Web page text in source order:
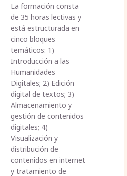
La formación consta
de 35 horas lectivas y
está estructurada en
cinco bloques
temáticos: 1)
Introducción a las
Humanidades
Digitales; 2) Edición
digital de textos; 3)
Almacenamiento y
gestión de contenidos
digitales; 4)
Visualización y
distribución de
contenidos en internet
y tratamiento de